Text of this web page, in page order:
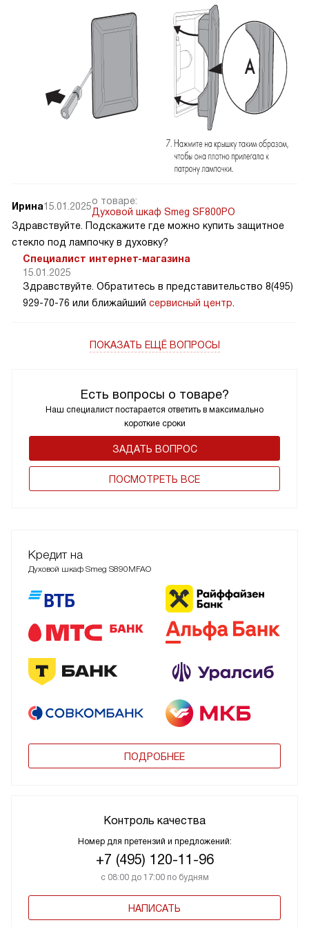
Есть вопросы о товаре?
Наш специалист постарается ответить в максимально
короткие сроки
ЗАДАТЬ ВОПРОС
ПОCМОТРЕТЬ ВСЕ
Ирина15.01.2025о товаре:
Духовой шкаф Smeg SF800PO
Здравствуйте. Подскажите где можно купить защитное
стекло под лампочку в духовку?
Специалист интернет-магазина
15.01.2025
Здравствуйте. Обратитесь в представительство 8(495)
929-70-76 или ближайший сервисный центр
ПОКАЗАТЬ ЕЩЁ ВОПРОСЫ
Кредит на
Духовой шкаф Smeg S890MFAO
ПОДРОБНЕЕ
Контроль качества
Номер для претензий и предложений:
+7 (495) 120-11-96
с 08:00 до 17:00 по будням
НАПИСАТЬ